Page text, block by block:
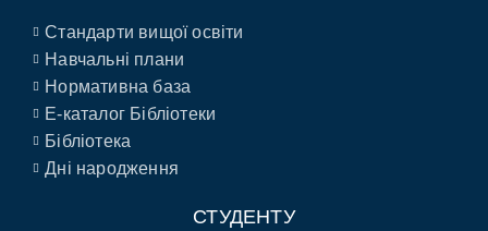
Стандарти вищої освіти
Навчальні плани
Нормативна база
E-каталог Бібліотеки
Бібліотека
Дні народження
СТУДЕНТУ